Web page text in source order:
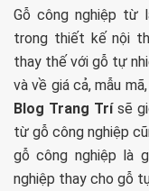
Gỗ công nghiệp từ
trong thiết kế nội
thay thế với gỗ tự
và về giá cả, mẫu
Blog Trang Trísẽ
từ gỗ công nghiệp
gỗ công nghiệp là
nghiệp thay cho gỗ